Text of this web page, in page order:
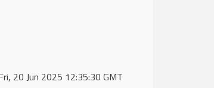
20 Jun 2025 12:35:30 GMT